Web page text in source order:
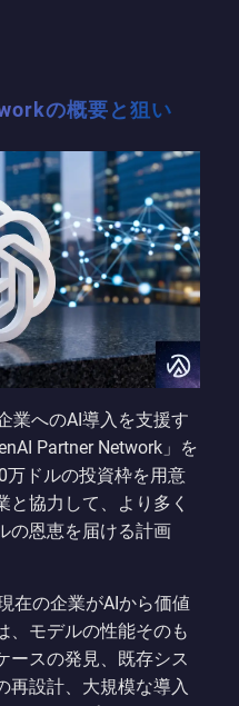
の概要と狙い
業へのAI導入を支援す
Partner Network」を
ドルの投資枠を用意
と協力して、より多く
の恩恵を届ける計画
在の企業がAIから価値
、モデルの性能そのも
ースの発見、既存シス
再設計、大規模な導入